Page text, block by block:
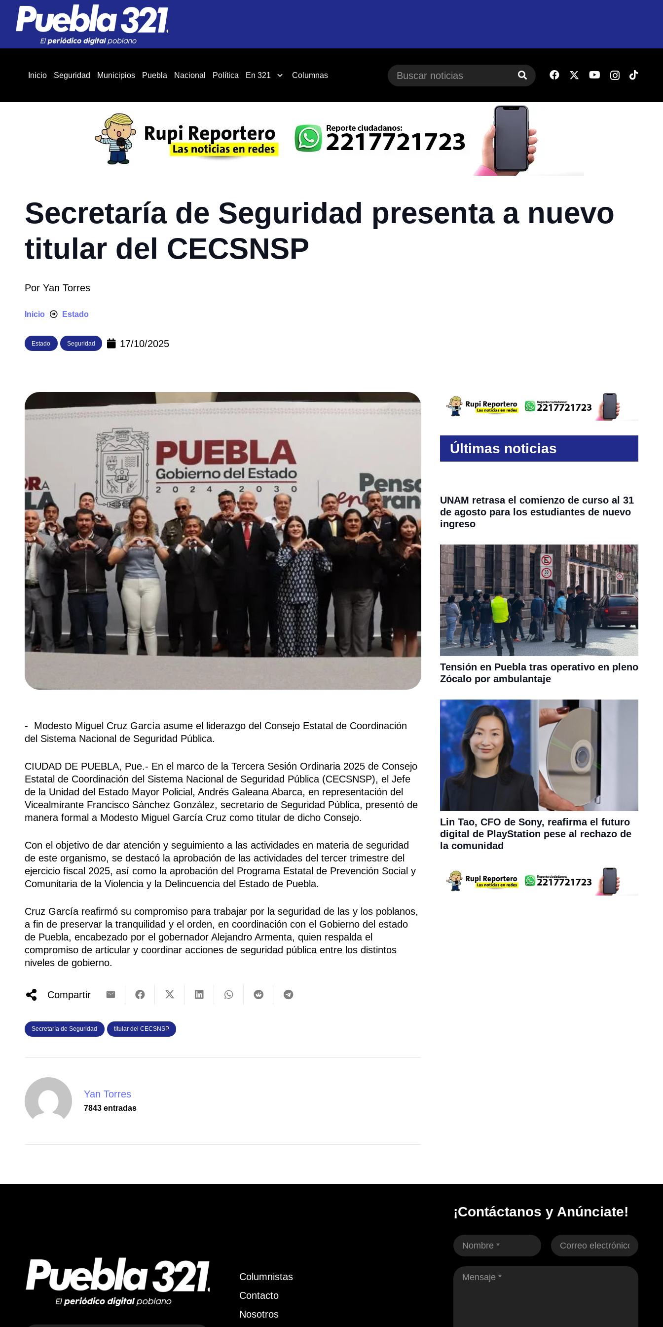
Inicio Seguridad Municipios Puebla Nacional Política En 321 Columnas
Secretaría de Seguridad presenta a nuevo
titular del CECSNSP
Por Yan Torres
Inicio Estado
Estado Seguridad 17/10/2025
-⁠ ⁠⁠⁠⁠ ⁠⁠⁠⁠Modesto Miguel Cruz García asume el liderazgo del Consejo Estatal de Coordinación
del Sistema Nacional de Seguridad Pública.
CIUDAD DE PUEBLA, Pue.- En el marco de la Tercera Sesión Ordinaria 2025 de Consejo
Estatal de Coordinación del Sistema Nacional de Seguridad Pública (CECSNSP), el Jefe
de la Unidad del Estado Mayor Policial, Andrés Galeana Abarca, en representación del
Vicealmirante Francisco Sánchez González, secretario de Seguridad Pública, presentó de
manera formal a Modesto Miguel García Cruz como titular de dicho Consejo.
Con el objetivo de dar atención y seguimiento a las actividades en materia de seguridad
de este organismo, se destacó la aprobación de las actividades del tercer trimestre del
ejercicio fiscal 2025, así como la aprobación del Programa Estatal de Prevención Social y
Comunitaria de la Violencia y la Delincuencia del Estado de Puebla.
Cruz García reafirmó su compromiso para trabajar por la seguridad de las y los poblanos,
a fin de preservar la tranquilidad y el orden, en coordinación con el Gobierno del estado
de Puebla, encabezado por el gobernador Alejandro Armenta, quien respalda el
compromiso de articular y coordinar acciones de seguridad pública entre los distintos
niveles de gobierno.
Compartir
Secretaría de Seguridad titular del CECSNSP
Yan Torres
7843 entradas
Últimas noticias
UNAM retrasa el comienzo de curso al 31
de agosto para los estudiantes de nuevo
ingreso
Tensión en Puebla tras operativo en pleno
Zócalo por ambulantaje
Lin Tao, CFO de Sony, reafirma el futuro
digital de PlayStation pese al rechazo de
la comunidad
Columnistas
Contacto
Nosotros
¡Contáctanos y Anúnciate!